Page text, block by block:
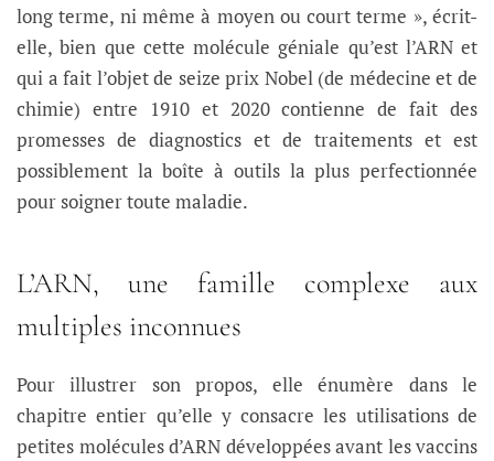
long terme, ni même à moyen ou court terme », écrit-
elle, bien que cette molécule géniale qu’est l’ARN et
qui a fait l’objet de seize prix Nobel (de médecine et de
chimie) entre 1910 et 2020 contienne de fait des
promesses de diagnostics et de traitements et est
possiblement la boîte à outils la plus perfectionnée
pour soigner toute maladie.
L’ARN, une famille complexe aux
multiples inconnues
Pour illustrer son propos, elle énumère dans le
chapitre entier qu’elle y consacre les utilisations de
petites molécules d’ARN développées avant les vaccins